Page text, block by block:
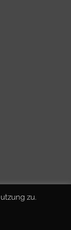
zu.